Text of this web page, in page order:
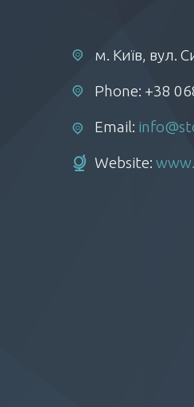
м. Київ, вул.
Phone: +38
Email:
Website: